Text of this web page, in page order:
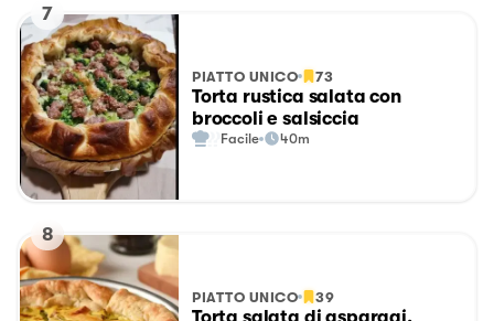
7
PIATTO UNICO 73
Torta rustica salata con
broccoli e salsiccia
Facile 40m
8
PIATTO UNICO 39
Torta salata di asparagi,